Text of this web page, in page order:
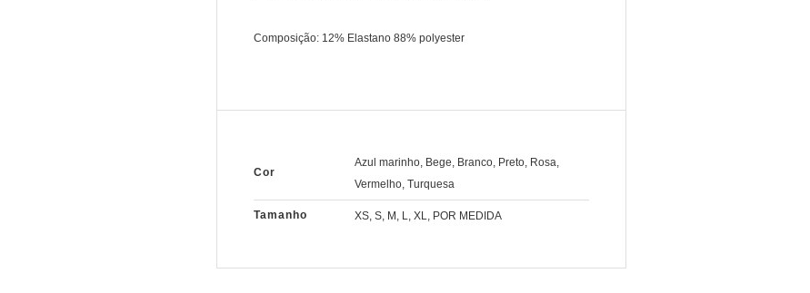
Composição: 12% Elastano 88% polyester
Cor
Azul marinho, Bege, Branco, Preto, Rosa,
Vermelho, Turquesa
Tamanho XS, S, M, L, XL, POR MEDIDA